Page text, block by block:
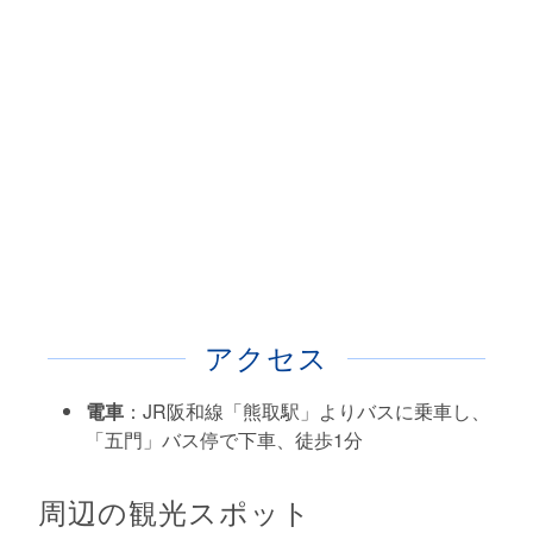
アクセス
電車 ：JR阪和線「熊取駅」よりバスに乗車し、
「五門」バス停で下車、徒歩1分
周辺の観光スポット